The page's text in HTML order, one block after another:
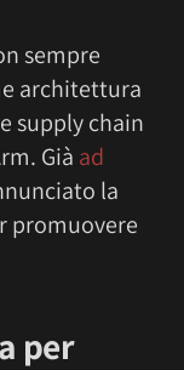
sempre
architettura
supply chain
Già ad
la
promuovere
per